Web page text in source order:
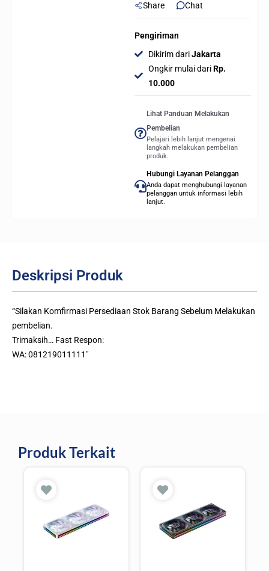
Share Chat
Pengiriman
Dikirim dariJakarta
Ongkir mulai dariRp.
10.000
Lihat Panduan Melakukan
Pembelian
Pelajari lebih lanjut mengenai
langkah melakukan pembelian
produk.
Hubungi Layanan Pelanggan
Anda dapat menghubungi layanan
pelanggan untuk informasi lebih
lanjut.
Deskripsi Produk
“Silakan Komfirmasi Persediaan Stok Barang Sebelum Melakukan
pembelian.
Trimaksih… Fast Respon:
WA: 081219011111″
Produk Terkait